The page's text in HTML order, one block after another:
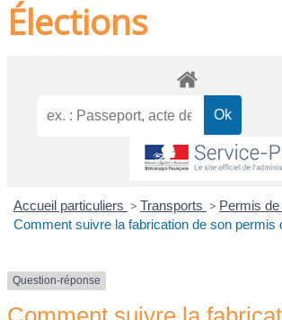
Élections
Accueil particuliers > Transports > Permis
Comment suivre la fabrication de son permis
Question-réponse